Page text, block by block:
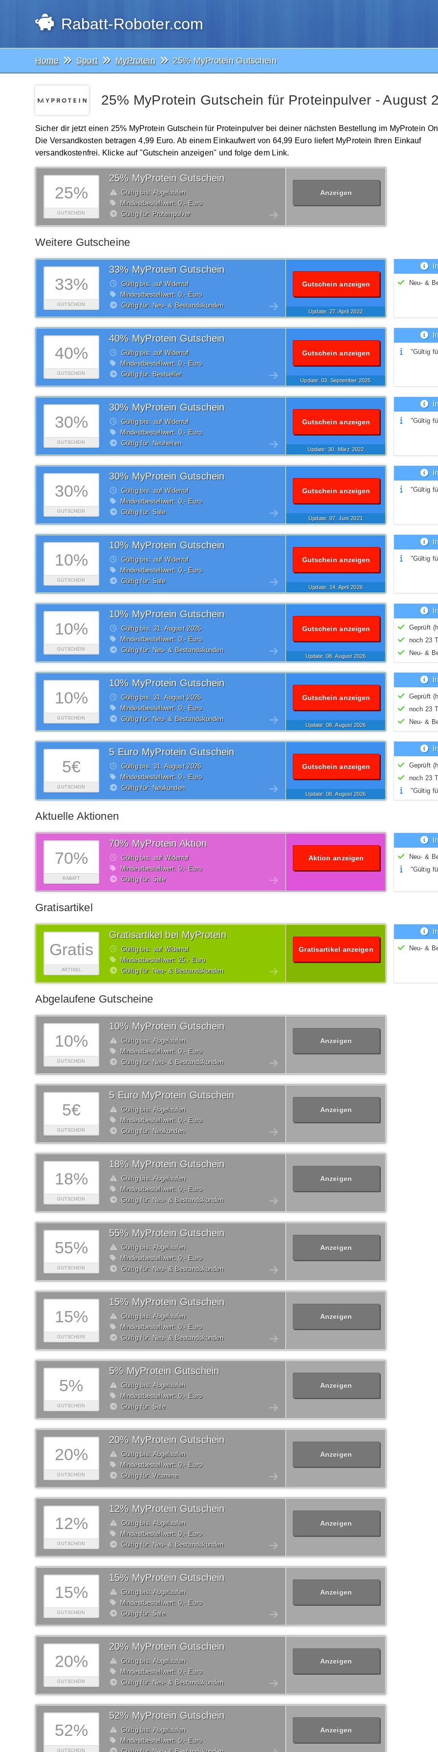
Rabatt-Roboter.com
Home Sport MyProtein 25% MyProtein Gutschein
25% MyProtein Gutschein für Proteinpulver - August
Sicher dir jetzt einen 25% MyProtein Gutschein für Proteinpulver bei deiner nächsten Bestellung im MyProtein
Die Versandkosten betragen 4,99 Euro. Ab einem Einkaufwert von 64,99 Euro liefert MyProtein Ihren Einkauf
versandkostenfrei. Klicke auf "Gutschein anzeigen" und folge dem Link.
25%
GUTSCHEIN
25% MyProtein Gutschein
Gültig bis: Abgelaufen
Mindestbestellwert: 0,- Euro
Gültig für: Proteinpulver
Anzeigen
Weitere Gutscheine
33%
GUTSCHEIN
33% MyProtein Gutschein
Gültig bis: auf Widerruf
Mindestbestellwert: 0,- Euro
Gültig für: Neu- & Bestandskunden
Gutschein anzeigen
Update: 27. April2022
Neu- &
40%
GUTSCHEIN
40% MyProtein Gutschein
Gültig bis: auf Widerruf
Mindestbestellwert: 0,- Euro
Gültig für: Bestseller
Gutschein anzeigen
Update: 03.September2025
"Gültig
30%
GUTSCHEIN
30% MyProtein Gutschein
Gültig bis: auf Widerruf
Mindestbestellwert: 0,- Euro
Gültig für: Neuheiten
Gutschein anzeigen
Update: 30. März 2022
"Gültig
30%
GUTSCHEIN
30% MyProtein Gutschein
Gültig bis: auf Widerruf
Mindestbestellwert: 0,- Euro
Gültig für: Sale
Gutschein anzeigen
Update: 07.Juni2021
"Gültig
10%
GUTSCHEIN
10% MyProtein Gutschein
Gültig bis: auf Widerruf
Mindestbestellwert: 0,- Euro
Gültig für: Sale
Gutschein anzeigen
Update: 14. April2026
"Gültig
10%
GUTSCHEIN
10% MyProtein Gutschein
Gültig bis: 31. August2026
Mindestbestellwert: 0,- Euro
Gültig für: Neu- & Bestandskunden
Gutschein anzeigen
Update: 08.August2026
Geprüft
noch 23
Neu- &
10%
GUTSCHEIN
10% MyProtein Gutschein
Gültig bis: 31. August2026
Mindestbestellwert: 0,- Euro
Gültig für: Neu- & Bestandskunden
Gutschein anzeigen
Update: 08.August2026
Geprüft
noch 23
Neu- &
5€
GUTSCHEIN
5 Euro MyProtein Gutschein
Gültig bis: 31. August2026
Mindestbestellwert: 0,- Euro
Gültig für: Neukunden
Gutschein anzeigen
Update: 08.August2026
Geprüft
noch 23
"Gültig
Aktuelle Aktionen
70%
RABATT
70% MyProtein Aktion
Gültig bis: auf Widerruf
Mindestbestellwert: 0,- Euro
Gültig für: Sale
Aktion anzeigen
Neu- &
"Gültig
Gratisartikel
Gratis
ARTIKEL
Gratisartikel bei MyProtein
Gültig bis: auf Widerruf
Mindestbestellwert: 25,- Euro
Gültig für: Neu- & Bestandskunden
Gratisartikel anzeigen Neu- &
Abgelaufene Gutscheine
10%
GUTSCHEIN
10% MyProtein Gutschein
Gültig bis: Abgelaufen
Mindestbestellwert: 0,- Euro
Gültig für: Neu- & Bestandskunden
Anzeigen
5€
GUTSCHEIN
5 Euro MyProtein Gutschein
Gültig bis: Abgelaufen
Mindestbestellwert: 0,- Euro
Gültig für: Neukunden
Anzeigen
18%
GUTSCHEIN
18% MyProtein Gutschein
Gültig bis: Abgelaufen
Mindestbestellwert: 0,- Euro
Gültig für: Neu- & Bestandskunden
Anzeigen
55%
GUTSCHEIN
55% MyProtein Gutschein
Gültig bis: Abgelaufen
Mindestbestellwert: 0,- Euro
Gültig für: Neu- & Bestandskunden
Anzeigen
15%
GUTSCHEIN
15% MyProtein Gutschein
Gültig bis: Abgelaufen
Mindestbestellwert: 0,- Euro
Gültig für: Neu- & Bestandskunden
Anzeigen
5%
GUTSCHEIN
5% MyProtein Gutschein
Gültig bis: Abgelaufen
Mindestbestellwert: 0,- Euro
Gültig für: Sale
Anzeigen
20%
GUTSCHEIN
20% MyProtein Gutschein
Gültig bis: Abgelaufen
Mindestbestellwert: 0,- Euro
Gültig für: Vitamine
Anzeigen
12%
GUTSCHEIN
12% MyProtein Gutschein
Gültig bis: Abgelaufen
Mindestbestellwert: 0,- Euro
Gültig für: Neu- & Bestandskunden
Anzeigen
15%
GUTSCHEIN
15% MyProtein Gutschein
Gültig bis: Abgelaufen
Mindestbestellwert: 0,- Euro
Gültig für: Sale
Anzeigen
20%
GUTSCHEIN
20% MyProtein Gutschein
Gültig bis: Abgelaufen
Mindestbestellwert: 0,- Euro
Gültig für: Neu- & Bestandskunden
Anzeigen
52%
GUTSCHEIN
52% MyProtein Gutschein
Gültig bis: Abgelaufen
Mindestbestellwert: 0,- Euro
Anzeigen